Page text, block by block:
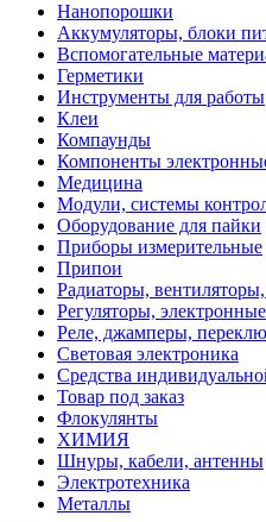
Нанопорошки
Аккумуляторы, блоки
Вспомогательные
Герметики
Инструменты для работы
Клеи
Компаунды
Компоненты
Медицина
Модули, системы
Оборудование для пайки
Приборы измерительные
Припои
Радиаторы,
Регуляторы,
Реле, джамперы,
Световая электроника
Средства
Товар под заказ
Флокулянты
ХИМИЯ
Шнуры, кабели, антенны
Электротехника
Металлы